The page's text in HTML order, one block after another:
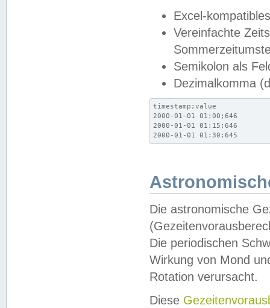
Excel-
Vereinfachte
Semikolon als
Dezimalkomma
timestamp;value
2000-01-01 01:00;646
2000-01-01 01:15;646
2000-01-01 01:30;645
Die astronomische
Die periodischen
Wirkung von Mond
Rotation verursacht.
Diese